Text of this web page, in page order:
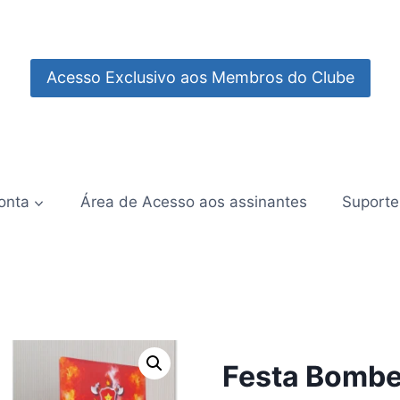
Acesso Exclusivo aos Membros do Clube
Área de Acesso aos assinantes Suporte
Festa